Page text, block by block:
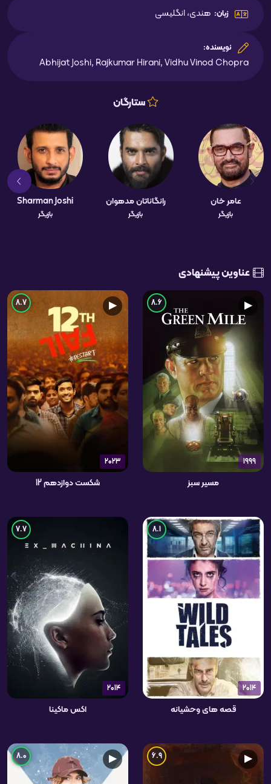
زبان: هندی، انگلیسی
نویسنده:
Abhijat Joshi, Rajkumar Hirani, Vidhu Vinod Chopra
ستارگان
عامر خان
بازیگر
رانگاناتان مدهوان
بازیگر
Sharman Joshi
بازیگر
عناوین پیشنهادی
1999
▶
8.6
مسیر سبز
2023
▶
8.7
شکست دوازدهم 12
2014
8.1
قصه های وحشیانه
2014
7.7
اکس ماکینا
▶
6.9
▶
8.0